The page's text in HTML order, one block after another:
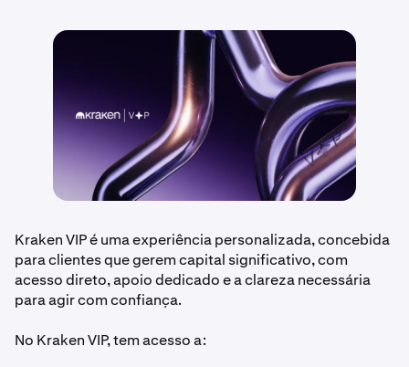
Kraken VIP é uma experiência personalizada, concebida
para clientes que gerem capital significativo, com
acesso direto, apoio dedicado e a clareza necessária
para agir com confiança.
No Kraken VIP, tem acesso a: